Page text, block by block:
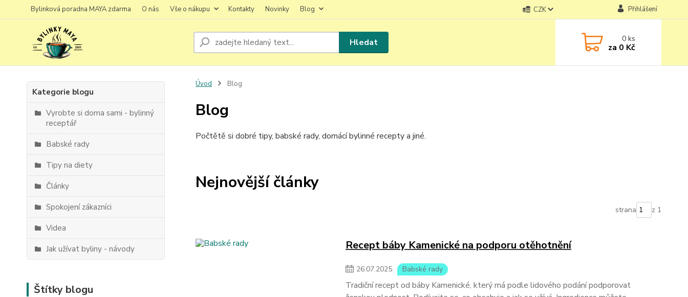
Bylinková poradna MAYA zdarma O nás Vše o nákupu Kontakty Novinky Blog CZK Přihlášení
Hledat 0ks
za 0 Kč
Kategorie blogu
Vyrobte si doma sami - bylinný
receptář
Babské rady
Tipy na diety
Články
Spokojení zákazníci
Videa
Jak užívat byliny - návody
Štítky blogu
Úvod Blog
Blog
Počtětě si dobré tipy, babské rady, domácí bylinné recepty a jiné.
Nejnovější články
strana z 1
Recept báby Kamenické na podporu otěhotnění
26.07.2025 Babské rady
Tradiční recept od báby Kamenické, který má podle lidového podání podporovat